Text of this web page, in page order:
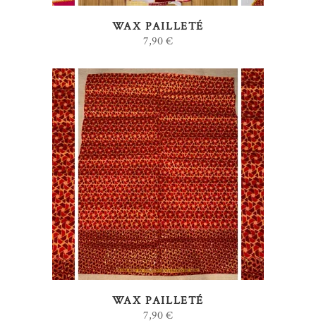
WAX PAILLETÉ
7,90€
AJOUTER AU PANIER
WAX PAILLETÉ
7,90€